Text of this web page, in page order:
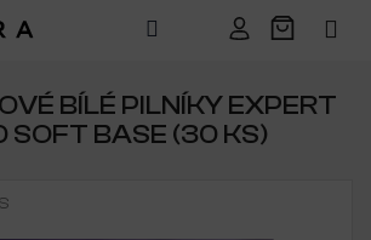
BÍLÉ PILNÍKY EXPERT
BASE (30 KS)